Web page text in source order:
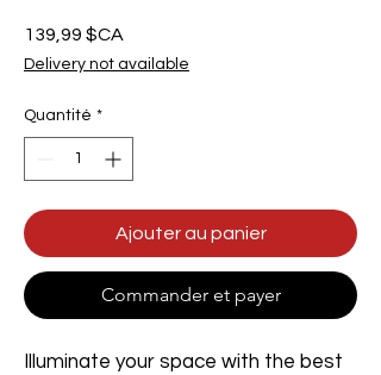
139,99 $CA
Delivery not available
Quantité *
Ajouter au panier
Commander et payer
Illuminate your space with the best